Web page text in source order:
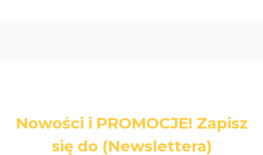
Nowości i PROMOCJE! Zapisz
się do (Newslettera)